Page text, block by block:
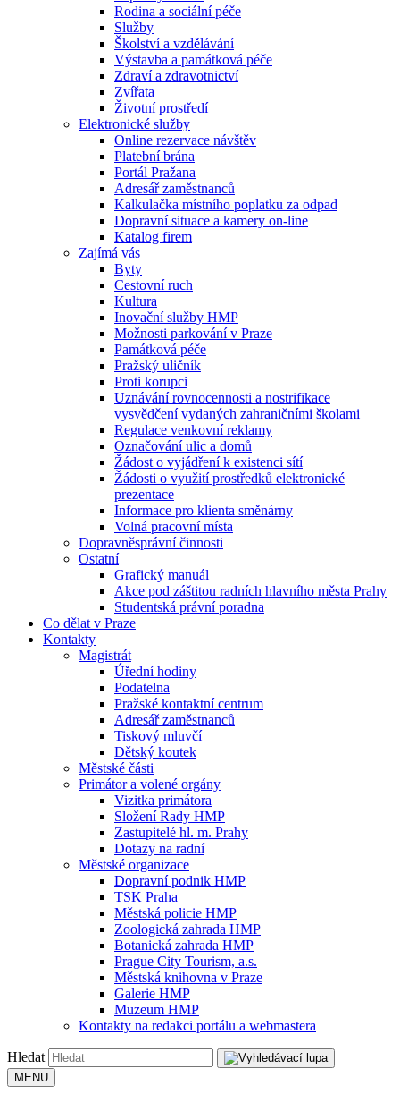
Rodina a sociální péče
Služby
Školství a vzdělávání
Výstavba a památková péče
Zdraví a zdravotnictví
Zvířata
Životní prostředí
Elektronické služby
Online rezervace návštěv
Platební brána
Portál Pražana
Adresář zaměstnanců
Kalkulačka místního poplatku za odpad
Dopravní situace a kamery on-line
Katalog firem
Zajímá vás
Byty
Cestovní ruch
Kultura
Inovační služby HMP
Možnosti parkování v Praze
Památková péče
Pražský uličník
Proti korupci
Uznávání rovnocennosti a nostrifikace
vysvědčení vydaných zahraničními školami
Regulace venkovní reklamy
Označování ulic a domů
Žádost o vyjádření k existenci sítí
Žádosti o využití prostředků elektronické
prezentace
Informace pro klienta směnárny
Volná pracovní místa
Dopravněsprávní činnosti
Ostatní
Grafický manuál
Akce pod záštitou radních hlavního města Prahy
Studentská právní poradna
Co dělat v Praze
Kontakty
Magistrát
Úřední hodiny
Podatelna
Pražské kontaktní centrum
Adresář zaměstnanců
Tiskový mluvčí
Dětský koutek
Městské části
Primátor a volené orgány
Vizitka primátora
Složení Rady HMP
Zastupitelé hl. m. Prahy
Dotazy na radní
Městské organizace
Dopravní podnik HMP
TSK Praha
Městská policie HMP
Zoologická zahrada HMP
Botanická zahrada HMP
Prague City Tourism, a.s.
Městská knihovna v Praze
Galerie HMP
Muzeum HMP
Kontakty na redakci portálu a webmastera
Hledat
MENU